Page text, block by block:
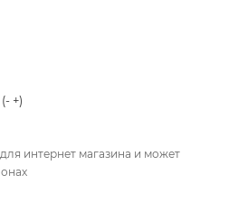
+)
интернет магазина и может